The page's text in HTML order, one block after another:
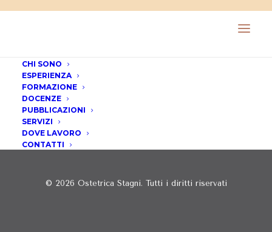
CHI SONO
ESPERIENZA
FORMAZIONE
DOCENZE
PUBBLICAZIONI
SERVIZI
DOVE LAVORO
CONTATTI
© 2026 Ostetrica Stagni. Tutti i diritti riservati